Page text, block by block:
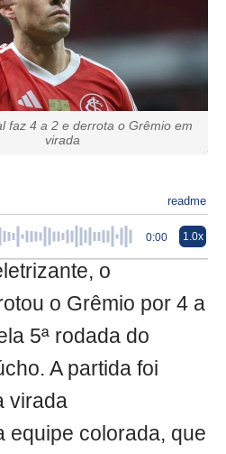
faz 4 a 2 e derrota o Grêmio em
virada
readme
0:00 1.0x
o
o Grêmio por 4 a
5ª rodada do
A partida foi
virada
equipe colorada, que